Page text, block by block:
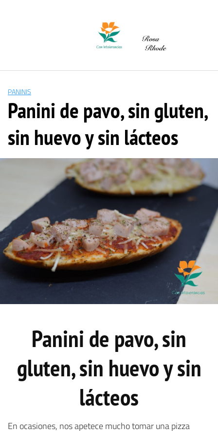
PANINIS
Panini de pavo, sin gluten,
sin huevo y sin lácteos
Panini de pavo, sin
gluten, sin huevo y sin
lácteos
En ocasiones, nos apetece mucho tomar una pizza